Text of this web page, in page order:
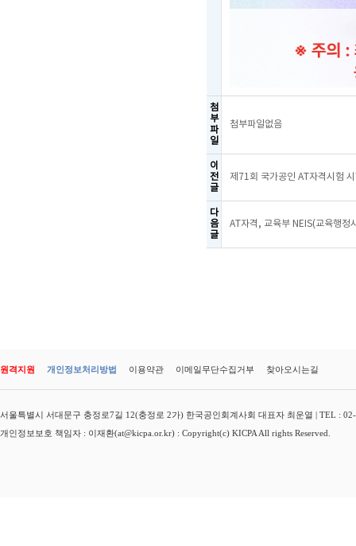
첨
부
파
일
첨부파일없음
이
전
글
제71회 국가공인 AT자격시험
다
음
글
AT자격, 교육부 NEIS(교육행정
원격지원 개인정보처리방법 이용약관 이메일무단수집거부 찾아오시는길
서울특별시 서대문구 충정로7길 12(충정로 2가) 한국공인회계사회 대표자 최운열 | TEL :
개인정보보호 책임자 : 이재환(at@kicpa.or.kr) : Copyright(c) KICPA All rights Reserved.